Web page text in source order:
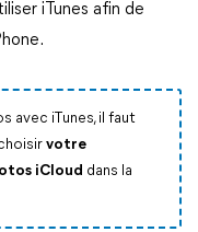
iTunes afin de
avec iTunes, il faut
votre
iCloud dans la